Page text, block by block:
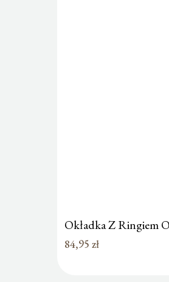
Okładka Z Ringiem
84,95 zł